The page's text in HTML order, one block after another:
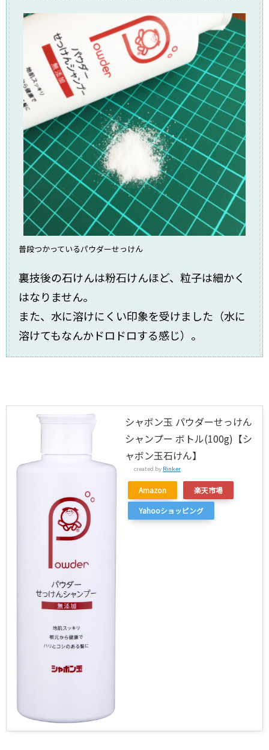
普段つかっているパウダーせっけん
裏技後の石けんは粉石けんほど、粒子は細かく
はなりません。
また、水に溶けにくい印象を受けました（水に
溶けてもなんかドロドロする感じ）。
シャボン玉 パウダーせっけん
シャンプー ボトル(100g)【シ
ャボン玉石けん】
created by Rinker
Amazon
楽天市場
Yahooショッピング